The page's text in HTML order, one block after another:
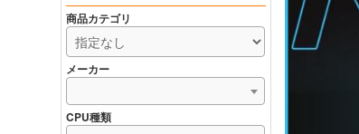
商品カテゴリ
メーカー
CPU種類